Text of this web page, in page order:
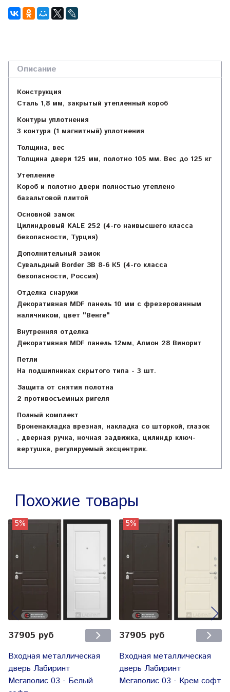
Описание
Конструкция
Сталь 1,8 мм, закрытый утепленный короб
Контуры уплотнения
3 контура (1 магнитный) уплотнения
Толщина, вес
Толщина двери 125 мм, полотно 105 мм. Вес до 125 кг
Утепление
Короб и полотно двери полностью утеплено
базальтовой плитой
Основной замок
Цилиндровый KALE 252 (4-го наивысшего класса
безопасности, Турция)
Дополнительный замок
Сувальдный Border ЗВ 8-6 К5 (4-го класса
безопасности, Россия)
Отделка снаружи
Декоративная MDF панель 10 мм с фрезерованным
наличником, цвет "Венге"
Внутренняя отделка
Декоративная MDF панель 12мм, Алмон 28 Винорит
Петли
На подшипниках скрытого типа - 3 шт.
Защита от снятия полотна
2 противосъемных ригеля
Полный комплект
Броненакладка врезная, накладка со шторкой, глазок
, дверная ручка, ночная задвижка, цилиндр ключ-
вертушка, регулируемый эксцентрик.
Похожие товары
5%
37905 руб
Входная металлическая
дверь Лабиринт
Мегаполис 03 - Белый
5%
37905 руб
Входная металлическая
дверь Лабиринт
Мегаполис 03 - Крем софт